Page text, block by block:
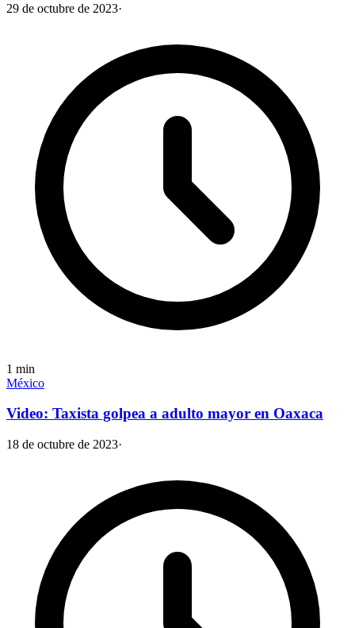
29 de octubre de 2023·
1 min
México
Video: Taxista golpea a adulto mayor en Oaxaca
18 de octubre de 2023·